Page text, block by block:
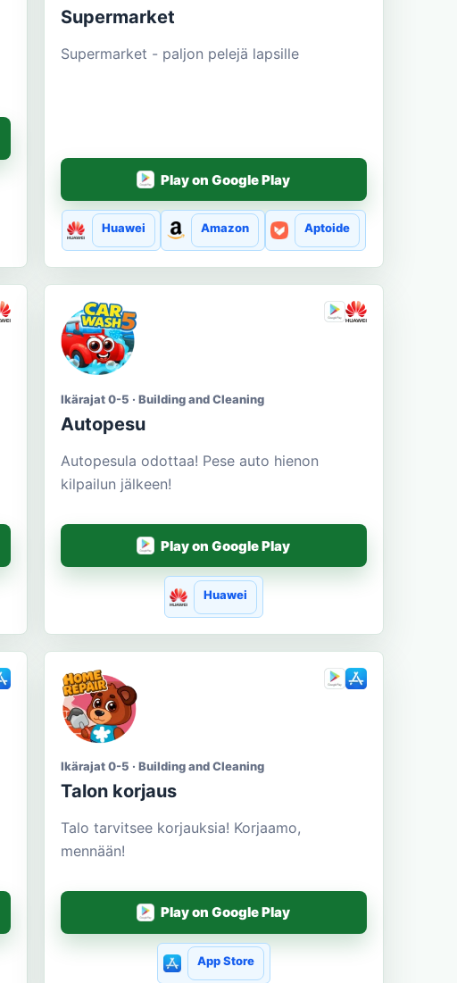
Supermarket
Supermarket - paljon pelejä lapsille
Play on Google Play
Huawei Amazon Aptoide
Ikärajat 0-5 · Building and Cleaning
Autopesu
Autopesula odottaa! Pese auto hienon
kilpailun jälkeen!
Play on Google Play
Huawei
Ikärajat 0-5 · Building and Cleaning
Talon korjaus
Talo tarvitsee korjauksia! Korjaamo,
mennään!
Play on Google Play
App Store